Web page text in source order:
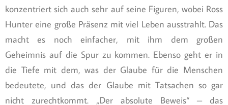
konzentriert sich auch sehr auf seine Figuren, wobei Ross
Hunter eine große Präsenz mit viel Leben ausstrahlt. Das
macht es noch einfacher, mit ihm dem großen
Geheimnis auf die Spur zu kommen. Ebenso geht er in
die Tiefe mit dem, was der Glaube für die Menschen
bedeutete, und das der Glaube mit Tatsachen so gar
nicht zurechtkommt. „Der absolute Beweis“ – das